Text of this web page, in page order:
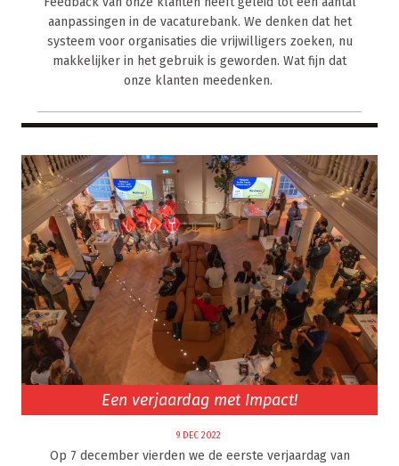
aanpassingen in de vacaturebank. We denken dat het
systeem voor organisaties die vrijwilligers zoeken, nu
makkelijker in het gebruik is geworden. Wat fijn dat
onze klanten meedenken.
Een verjaardag met Impact!
9 DEC 2022
Op 7 december vierden we de eerste verjaardag van